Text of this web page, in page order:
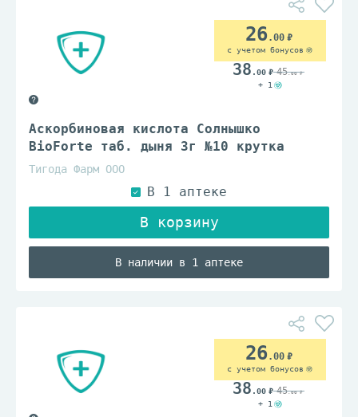
Аскорбиновая кислота Солнышко
BioForte таб. дыня 3г №10 крутка
Тигода Фарм ООО
В наличии в 1 аптеке
26.00
с учетом бонусов
38 .00 45.00
+ 1
26.00
с учетом бонусов
38 .00 45.00
+ 1